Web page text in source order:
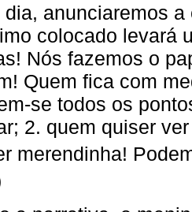
dia, anunciaremos
colocado levará
Nós fazemos o
Quem fica com
se todos os
2. quem quiser
merendinha!